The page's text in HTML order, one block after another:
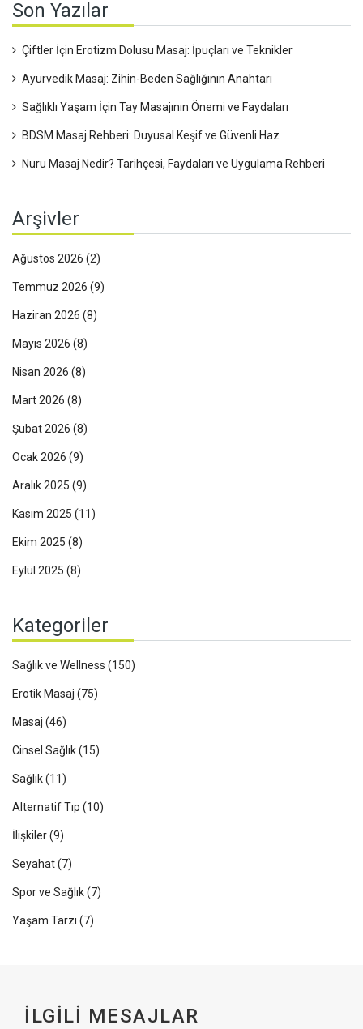
Son Yazılar
Çiftler İçin Erotizm Dolusu Masaj: İpuçları ve Teknikler
Ayurvedik Masaj: Zihin-Beden Sağlığının Anahtarı
Sağlıklı Yaşam İçin Tay Masajının Önemi ve Faydaları
BDSM Masaj Rehberi: Duyusal Keşif ve Güvenli Haz
Nuru Masaj Nedir? Tarihçesi, Faydaları ve Uygulama Rehberi
Arşivler
Ağustos 2026 (2)
Temmuz 2026 (9)
Haziran 2026 (8)
Mayıs 2026 (8)
Nisan 2026 (8)
Mart 2026 (8)
Şubat 2026 (8)
Ocak 2026 (9)
Aralık 2025 (9)
Kasım 2025 (11)
Ekim 2025 (8)
Eylül 2025 (8)
Kategoriler
Sağlık ve Wellness (150)
Erotik Masaj (75)
Masaj (46)
Cinsel Sağlık(15)
Sağlık(11)
Alternatif Tıp (10)
İlişkiler(9)
Seyahat(7)
Spor ve Sağlık(7)
Yaşam Tarzı (7)
İLGILI MESAJLAR